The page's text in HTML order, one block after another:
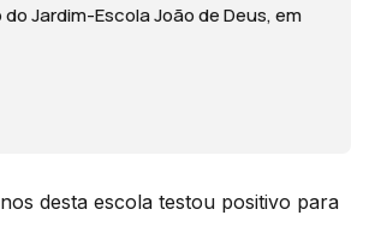
Jardim-Escola João de Deus, em
desta escola testou positivo para